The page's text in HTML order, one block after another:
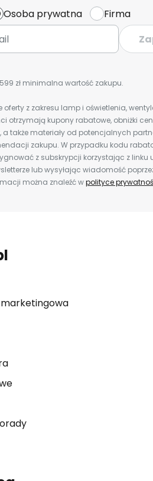
Osoba prywatna
Firma
zł minimalna wartość zakupu.
oferty z zakresu lamp i oświetlenia,
otrzymają kupony rabatowe, obniżki
także materiały od potencjalnych
zakupu. W przypadku kodu
z subskrypcji korzystając z
lub wysyłając wiadomość
można znaleźć wpolityce